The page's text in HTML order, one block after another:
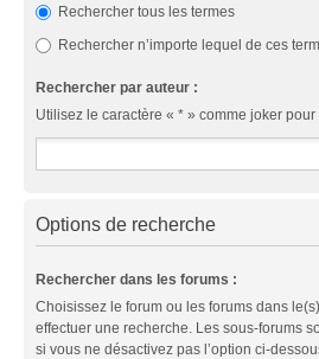
Rechercher tous les termes
Rechercher n’importe lequel de ces
Rechercher par auteur :
Utilisez le caractère « * » comme joker
Options de recherche
Rechercher dans les forums :
Choisissez le forum ou les forums dans
effectuer une recherche. Les sous-forums
si vous ne désactivez pas l’option ci-